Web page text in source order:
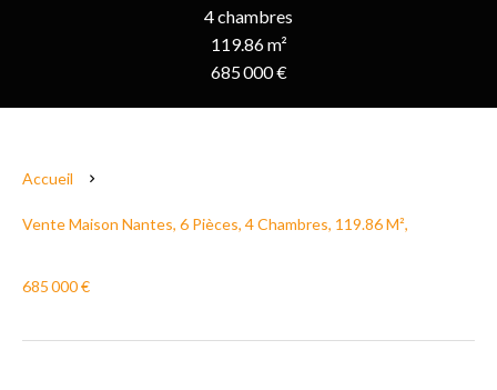
4 chambres
119.86 m²
685 000 €
Accueil
Vente Maison Nantes, 6 Pièces, 4 Chambres, 119.86 M²,
685 000 €